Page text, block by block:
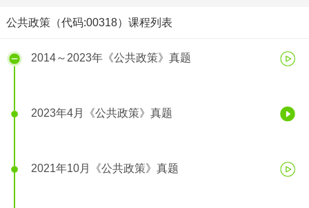
公共政策（代码:00318）课程列表
2014～2023年《公共政策》真题
2023年4月《公共政策》真题
2021年10月《公共政策》真题